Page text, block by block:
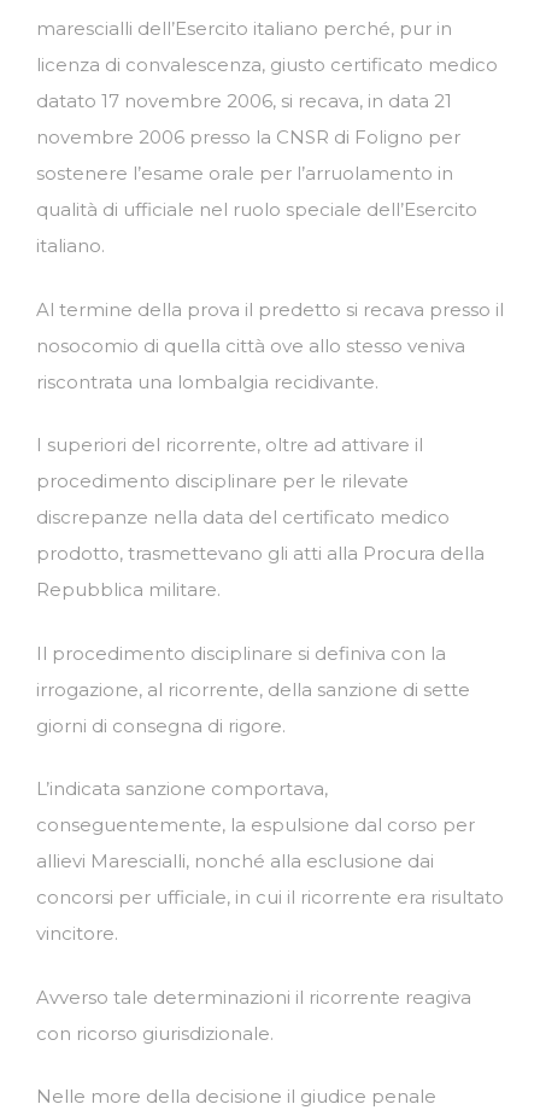
marescialli dell’Esercito italiano perché, pur in
licenza di convalescenza, giusto certificato medico
datato 17 novembre 2006, si recava, in data 21
novembre 2006 presso la CNSR di Foligno per
sostenere l’esame orale per l’arruolamento in
qualità di ufficiale nel ruolo speciale dell’Esercito
italiano.
Al termine della prova il predetto si recava presso il
nosocomio di quella città ove allo stesso veniva
riscontrata una lombalgia recidivante.
I superiori del ricorrente, oltre ad attivare il
procedimento disciplinare per le rilevate
discrepanze nella data del certificato medico
prodotto, trasmettevano gli atti alla Procura della
Repubblica militare.
Il procedimento disciplinare si definiva con la
irrogazione, al ricorrente, della sanzione di sette
giorni di consegna di rigore.
L’indicata sanzione comportava,
conseguentemente, la espulsione dal corso per
allievi Marescialli, nonché alla esclusione dai
concorsi per ufficiale, in cui il ricorrente era risultato
vincitore.
Avverso tale determinazioni il ricorrente reagiva
con ricorso giurisdizionale.
Nelle more della decisione il giudice penale